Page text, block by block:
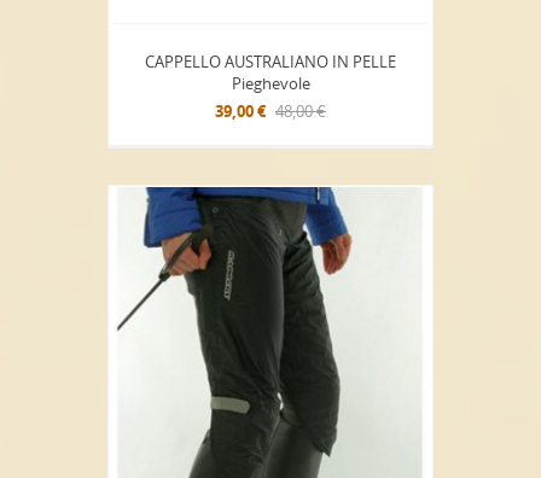
CAPPELLO AUSTRALIANO IN PELLE
Pieghevole
39,00 € 48,00 €